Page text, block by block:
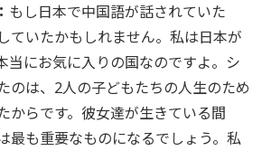
もし日本で中国語が話されていた
ていたかもしれません。私は日本が
当にお気に入りの国なのですよ。シ
のは、2人の子どもたちの人生のため
からです。彼女達が生きている間
最も重要なものになるでしょう。私